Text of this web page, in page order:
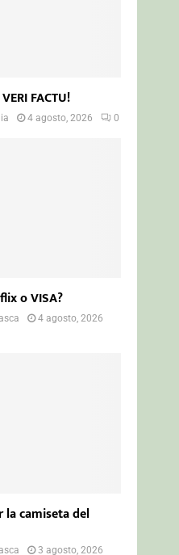
FACTU!
4 agosto, 2026 0
o VISA?
4 agosto, 2026
la camiseta del
3 agosto, 2026